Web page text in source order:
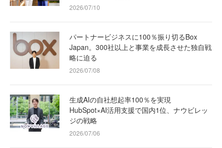
2026/07/10
パートナービジネスに100％振り切るBox
Japan。300社以上と事業を成長させた独自戦
略に迫る
2026/07/08
生成AIの自社想起率100％を実現
HubSpot×AI活用支援で国内1位、ナウビレッ
ジの戦略
2026/07/06